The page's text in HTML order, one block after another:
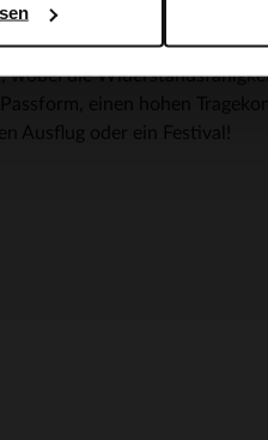
Platz in Ihrer
sodass sie den extremsten
die
einen hohen
Ausflug oder ein Festival!